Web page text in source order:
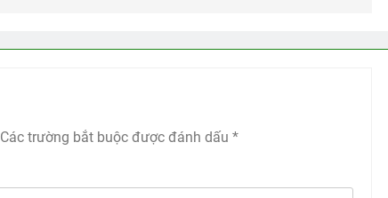
Các trường bắt buộc được đánh dấu *